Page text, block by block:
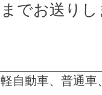
までお送りし
軽自動車、普通車